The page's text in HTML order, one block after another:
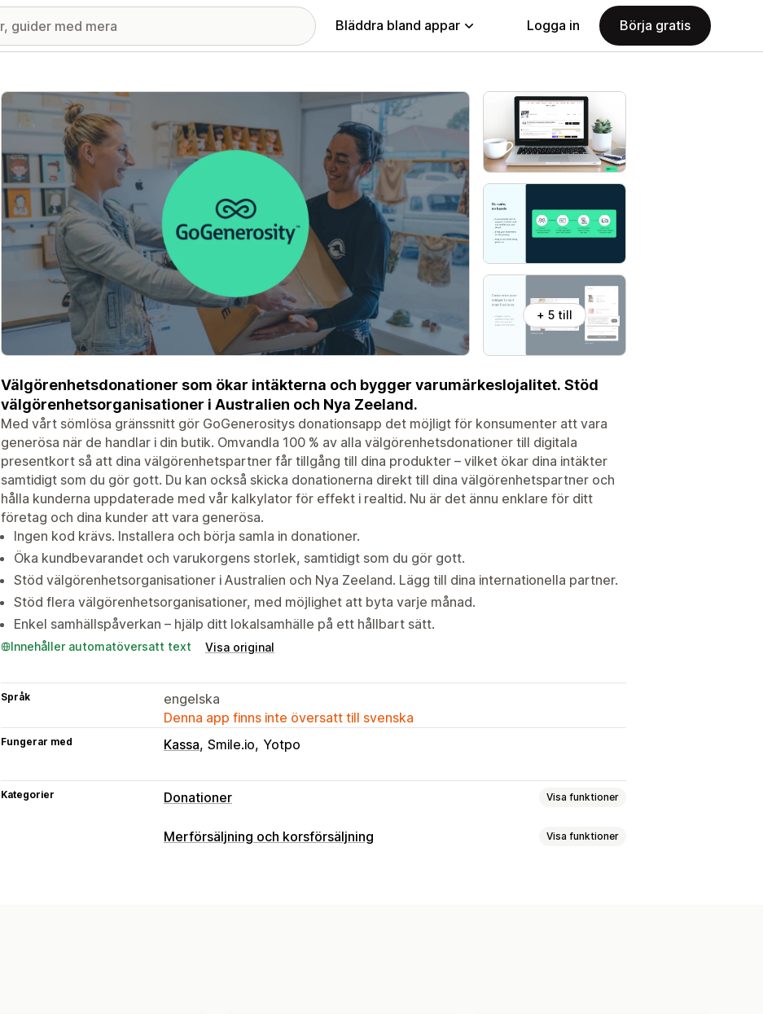
Bläddra bland appar Logga in Börja gratis
Galleri med utvalda bilder
+ 5 till
Välgörenhetsdonationer som ökar intäkterna och bygger varumärkeslojalitet. Stöd
välgörenhetsorganisationer i Australien och Nya Zeeland.
Med vårt sömlösa gränssnitt gör GoGenerositys donationsapp det möjligt för konsumenter att vara
generösa när de handlar i din butik. Omvandla 100 % av alla välgörenhetsdonationer till digitala
presentkort så att dina välgörenhetspartner får tillgång till dina produkter – vilket ökar dina intäkter
samtidigt som du gör gott. Du kan också skicka donationerna direkt till dina välgörenhetspartner och
hålla kunderna uppdaterade med vår kalkylator för effekt i realtid. Nu är det ännu enklare för ditt
företag och dina kunder att vara generösa.
Ingen kod krävs. Installera och börja samla in donationer.
Öka kundbevarandet och varukorgens storlek, samtidigt som du gör gott.
Stöd välgörenhetsorganisationer i Australien och Nya Zeeland. Lägg till dina internationella partner.
Stöd flera välgörenhetsorganisationer, med möjlighet att byta varje månad.
Enkel samhällspåverkan – hjälp ditt lokalsamhälle på ett hållbart sätt.
Innehåller automatöversatt text Visa original
Språk
engelska
Denna app finns inte översatt till svenska
Fungerar med Kassa Smile.io Yotpo
Kategorier Donationer Visa funktioner
Välgörenhetstyp
Merförsäljning och korsförsäljning Visa funktioner